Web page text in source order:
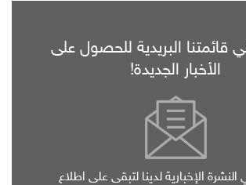
قائمتنا البريدية للحصول على
الأخبار الجديدة!
الإخبارية لدينا لتبقى على اطلاع